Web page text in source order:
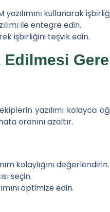
kullanarak
ile entegre edin.
işbirliğini teşvik edin.
Edilmesi
yazılımı kolayca
oranını azaltır.
kolaylığını değerlendirin.
seçin.
optimize edin.